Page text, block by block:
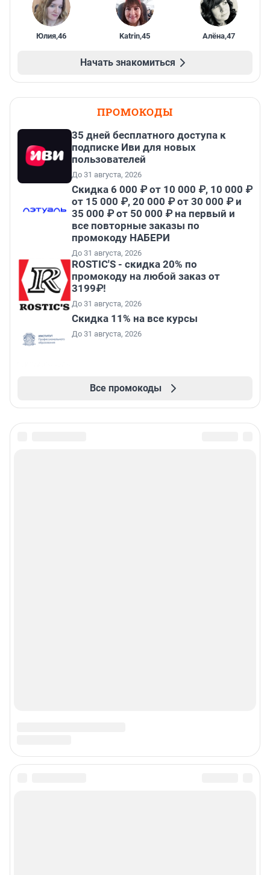
Юлия,46 Katrin,45 Алёна,47
Начать знакомиться
ПРОМОКОДЫ
35 дней бесплатного доступа к
подписке Иви для новых
пользователей
До 31 августа, 2026
Скидка 6 000 ₽ от 10 000 ₽, 10 000 ₽
от 15 000 ₽, 20 000 ₽ от 30 000 ₽ и
35 000 ₽ от 50 000 ₽ на первый и
все повторные заказы по
промокоду НАБЕРИ
До 31 августа, 2026
ROSTIC'S - скидка 20% по
промокоду на любой заказ от
3199₽!
До 31 августа, 2026
Скидка 11% на все курсы
До 31 августа, 2026
Все промокоды